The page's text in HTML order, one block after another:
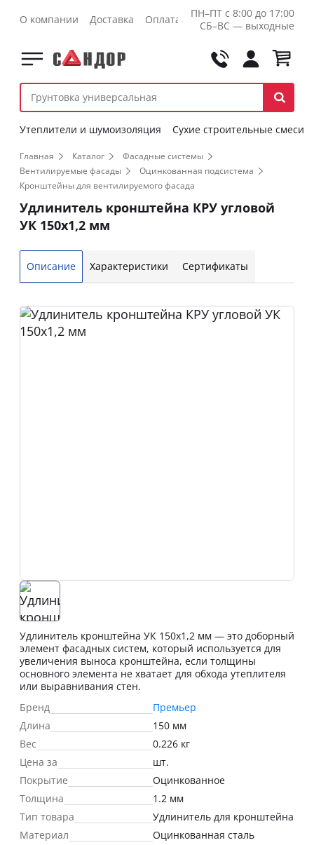
О компании Доставка Оплата Контакты Оптовикам
ПН–ПТ с 8:00 до 17:00
СБ–ВС — выходные
Утеплители и шумоизоляция Сухие строительные смеси
Главная Каталог
Фасадные системы
Вентилируемые фасады
Оцинкованная подсистема
Кронштейны для вентилируемого фасада
Удлинитель кронштейна КРУ угловой
УК 150х1,2 мм
Описание Характеристики Сертификаты
Удлинитель кронштейна УК 150х1,2 мм — это доборный
элемент фасадных систем, который используется для
увеличения выноса кронштейна, если толщины
основного элемента не хватает для обхода утеплителя
или выравнивания стен.
Бренд
Премьер
Длина
150 мм
Вес
0.226 кг
Цена за
шт.
Покрытие
Оцинкованное
Толщина
1.2 мм
Тип товара
Удлинитель для кронштейна
Материал
Оцинкованная сталь